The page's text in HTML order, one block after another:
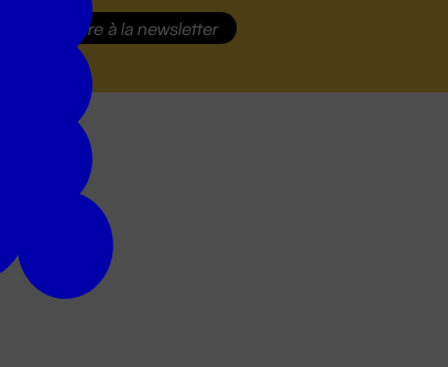
S'inscrire à la newsletter